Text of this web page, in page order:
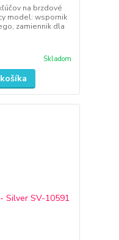
na brzdové
model: wspornik
zamiennik dla
Skladom